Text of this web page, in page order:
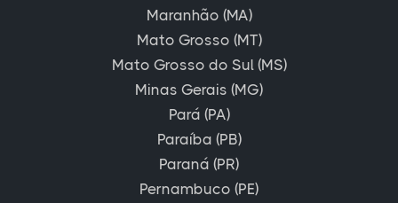
Maranhão (MA)
Mato Grosso (MT)
Mato Grosso do Sul (MS)
Minas Gerais (MG)
Pará (PA)
Paraíba (PB)
Paraná (PR)
Pernambuco (PE)